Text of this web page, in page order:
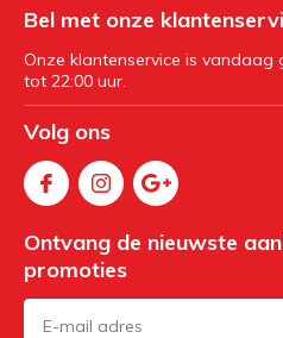
Bel met onze
Onze klantenservice is vandaag
tot 22:00 uur.
Volg ons
Ontvang de nieuwste
promoties